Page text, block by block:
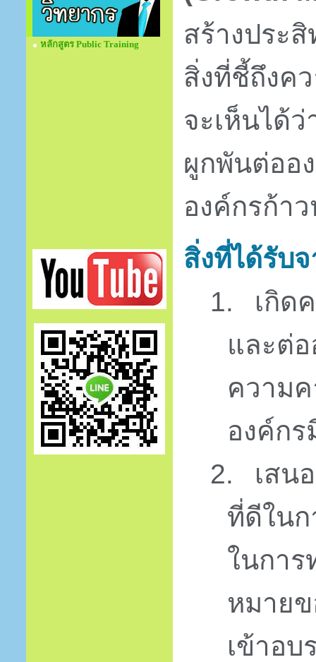
หลักสูตร Public Training
สร้างประ
สิ่งที่ชี้ถึงค
จะเห็นได้
ผูกพันต่ออ
องค์กรก้า
สิ่งที่ได้รับ
1.
เกิด
และต่
ความ
องค์กร
2.
เสน
ที่ดีใน
ในการ
หมายข
เข้าอบ